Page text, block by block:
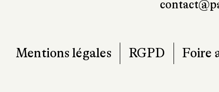
Mentions légales RGPD Foire